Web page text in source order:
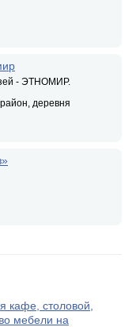
- ЭТНОМИР.
деревня
кафе, столовой,
мебели на